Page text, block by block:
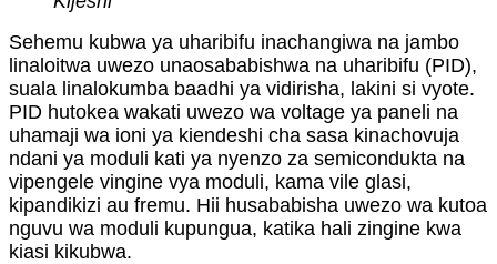
Sehemu kubwa ya uharibifu inachangiwa na jambo
linaloitwa uwezo unaosababishwa na uharibifu (PID),
suala linalokumba baadhi ya vidirisha, lakini si vyote.
PID hutokea wakati uwezo wa voltage ya paneli na
uhamaji wa ioni ya kiendeshi cha sasa kinachovuja
ndani ya moduli kati ya nyenzo za semicondukta na
vipengele vingine vya moduli, kama vile glasi,
kipandikizi au fremu. Hii husababisha uwezo wa kutoa
nguvu wa moduli kupungua, katika hali zingine kwa
kiasi kikubwa.